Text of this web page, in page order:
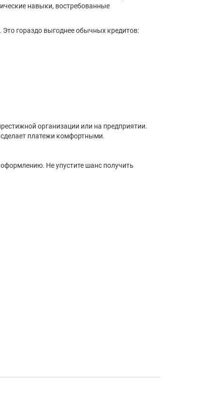
навыки, востребованные
Это гораздо выгоднее обычных кредитов:
организации или на предприятии.
сделает платежи комфортными.
Не упустите шанс получить